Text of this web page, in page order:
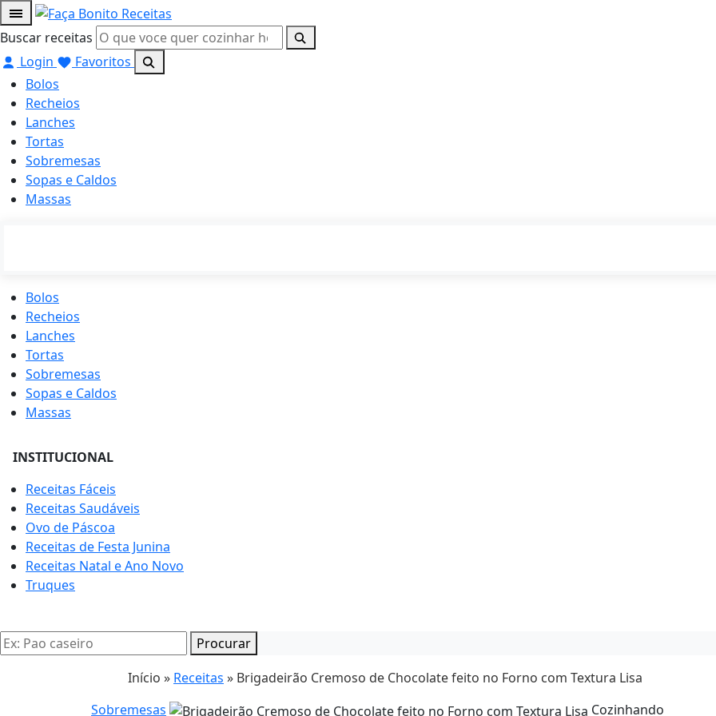
Buscar receitas
Login
Favoritos
Bolos
Recheios
Lanches
Tortas
Sobremesas
Sopas e Caldos
Massas
Bolos
Recheios
Lanches
Tortas
Sobremesas
Sopas e Caldos
Massas
INSTITUCIONAL
Receitas Fáceis
Receitas Saudáveis
Ovo de Páscoa
Receitas de Festa Junina
Receitas Natal e Ano Novo
Truques
Procurar
Início » Receitas » Brigadeirão Cremoso de Chocolate feito no Forno com Textura Lisa
Sobremesas
Cozinhando